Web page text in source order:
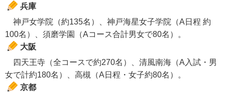
兵庫
神戸女学院（約135名）、神戸海星女子学院（A日程 約
100名）、須磨学園（Aコース合計男女で80名）。
大阪
四天王寺（全コースで約270名）、清風南海（A入試・男
女で計約180名）、高槻（A日程・女子約80名）。
京都